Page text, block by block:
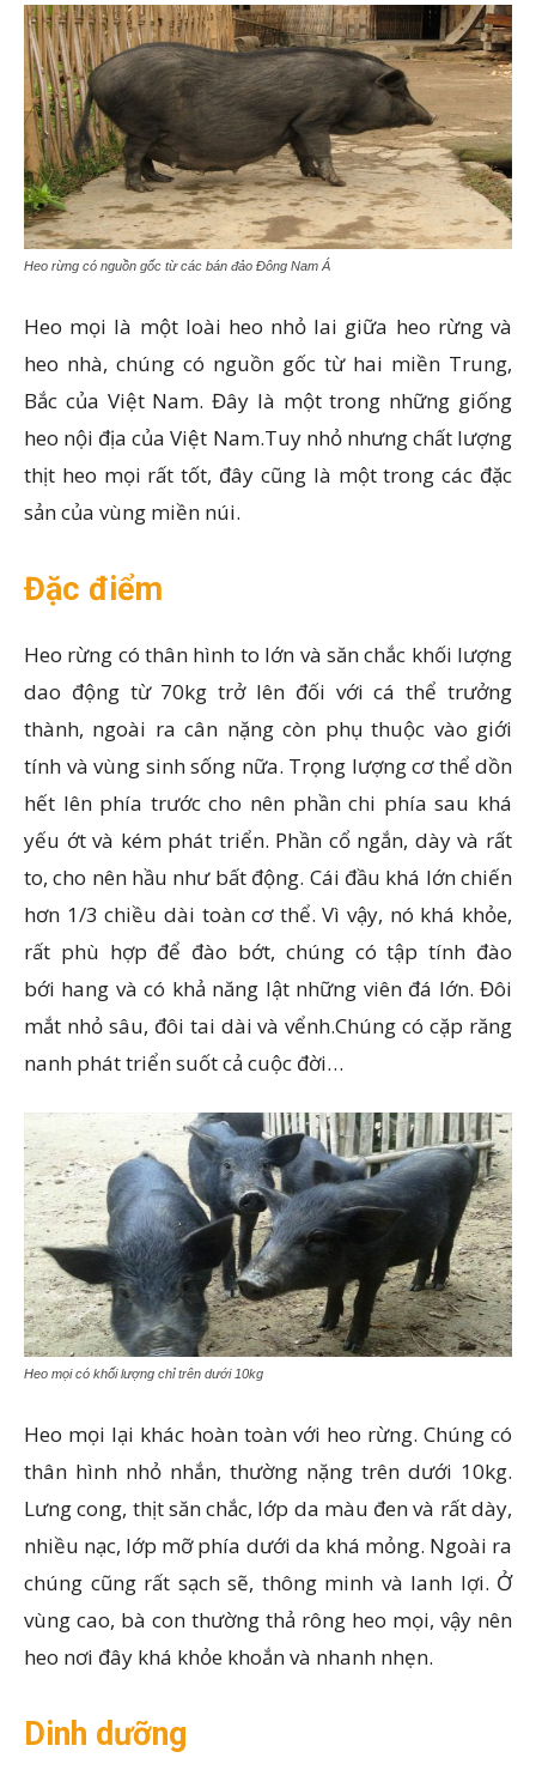
Heo rừng có nguồn gốc từ các bán đảo Đông Nam Á
Heo mọi là một loài heo nhỏ lai giữa heo rừng và
heo nhà, chúng có nguồn gốc từ hai miền Trung,
Bắc của Việt Nam. Đây là một trong những giống
heo nội địa của Việt Nam.Tuy nhỏ nhưng chất lượng
thịt heo mọi rất tốt, đây cũng là một trong các đặc
sản của vùng miền núi.
Đặc điểm
Heo rừng có thân hình to lớn và săn chắc khối lượng
dao động từ 70kg trở lên đối với cá thể trưởng
thành, ngoài ra cân nặng còn phụ thuộc vào giới
tính và vùng sinh sống nữa. Trọng lượng cơ thể dồn
hết lên phía trước cho nên phần chi phía sau khá
yếu ớt và kém phát triển. Phần cổ ngắn, dày và rất
to, cho nên hầu như bất động. Cái đầu khá lớn chiến
hơn 1/3 chiều dài toàn cơ thể. Vì vậy, nó khá khỏe,
rất phù hợp để đào bớt, chúng có tập tính đào
bới hang và có khả năng lật những viên đá lớn. Đôi
mắt nhỏ sâu, đôi tai dài và vểnh.Chúng có cặp răng
nanh phát triển suốt cả cuộc đời…
Heo mọi có khối lượng chỉ trên dưới 10kg
Heo mọi lại khác hoàn toàn với heo rừng. Chúng có
thân hình nhỏ nhắn, thường nặng trên dưới 10kg.
Lưng cong, thịt săn chắc, lớp da màu đen và rất dày,
nhiều nạc, lớp mỡ phía dưới da khá mỏng. Ngoài ra
chúng cũng rất sạch sẽ, thông minh và lanh lợi. Ở
vùng cao, bà con thường thả rông heo mọi, vậy nên
heo nơi đây khá khỏe khoắn và nhanh nhẹn.
Dinh dưỡng